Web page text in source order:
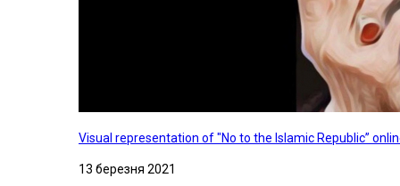
Visual representation of "No to the Islamic Republic”
13 березня 2021